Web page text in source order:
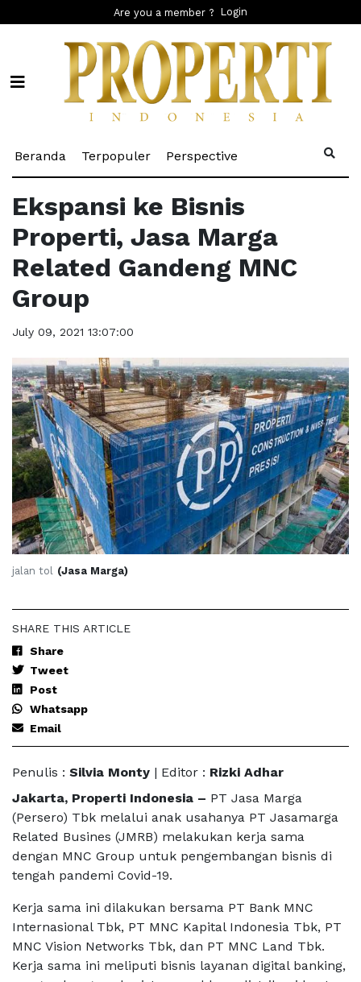
Are you a member ? Login
Beranda (current)
Terpopuler(current)
Perspective
Ekspansi ke Bisnis
Properti, Jasa Marga
Related Gandeng MNC
Group
July 09, 2021 13:07:00
jalan tol (Jasa Marga)
SHARE THIS ARTICLE
Share
Tweet
Post
Whatsapp
Email
Penulis : Silvia Monty | Editor : Rizki Adhar
Jakarta, Properti Indonesia – PT Jasa Marga
(Persero) Tbk melalui anak usahanya PT Jasamarga
Related Busines (JMRB) melakukan kerja sama
dengan MNC Group untuk pengembangan bisnis di
tengah pandemi Covid-19.
Kerja sama ini dilakukan bersama PT Bank MNC
Internasional Tbk, PT MNC Kapital Indonesia Tbk, PT
MNC Vision Networks Tbk, dan PT MNC Land Tbk.
Kerja sama ini meliputi bisnis layanan digital banking,